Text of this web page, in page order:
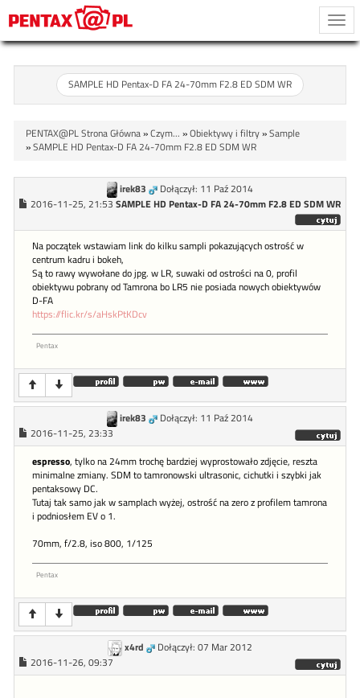
SAMPLE HD Pentax-D FA 24-70mm F2.8 ED SDM WR
PENTAX@PL Strona Główna»Czym... »Obiektywy i filtry»Sample
»SAMPLE HD Pentax-D FA 24-70mm F2.8 ED SDM WR
irek83
Dołączył: 11 Paź 2014
2016-11-25, 21:53 SAMPLE HD Pentax-D FA 24-70mm F2.8 ED SDM WR
Na początek wstawiam link do kilku sampli pokazujących ostrość w
centrum kadru i bokeh,
Są to rawy wywołane do jpg. w LR, suwaki od ostrości na 0, profil
obiektywu pobrany od Tamrona bo LR5 nie posiada nowych obiektywów
D-FA
https://flic.kr/s/aHskPtKDcv
Pentax
irek83
Dołączył: 11 Paź 2014
2016-11-25, 23:33
espresso, tylko na 24mm trochę bardziej wyprostowało zdjęcie, reszta
minimalne zmiany. SDM to tamronowski ultrasonic, cichutki i szybki jak
pentaksowy DC.
Tutaj tak samo jak w samplach wyżej, ostrość na zero z profilem tamrona
i podniosłem EV o 1.
70mm, f/2.8, iso 800, 1/125
Pentax
x4rd
Dołączył: 07 Mar 2012
2016-11-26, 09:37